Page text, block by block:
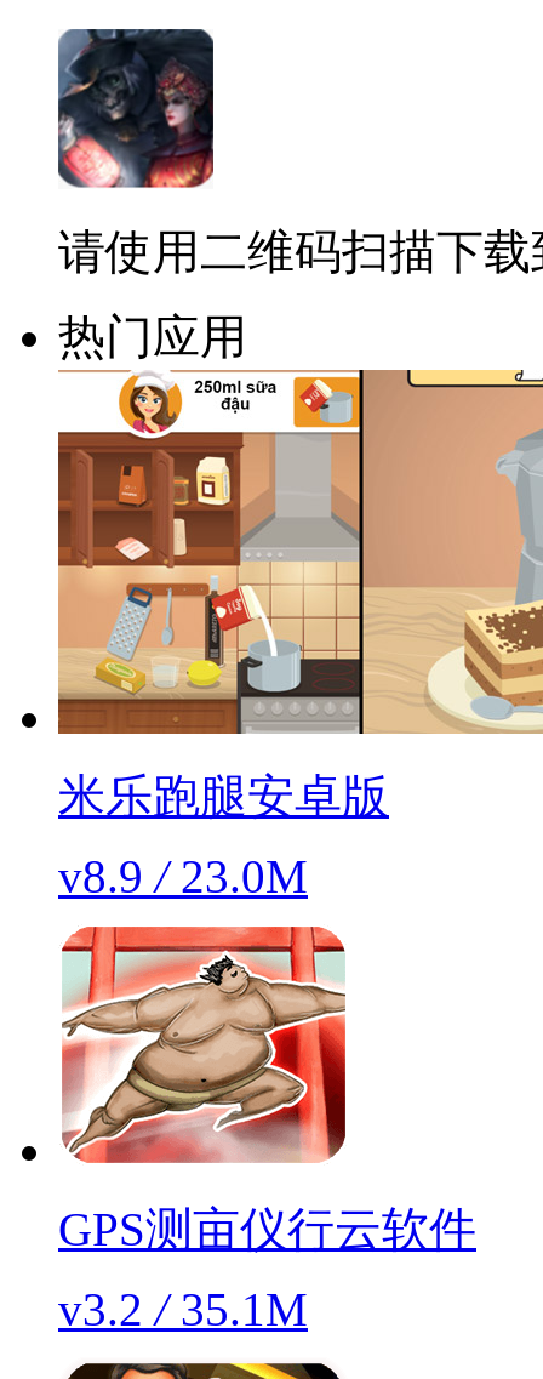
请使用二维码扫描下
热门应用
米乐跑腿安卓版
v8.9/23.0M
GPS测亩仪行云软件
v3.2/35.1M